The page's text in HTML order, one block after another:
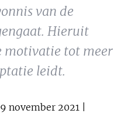
van de
Hieruit
motivatie tot meer
leidt.
november 2021 |